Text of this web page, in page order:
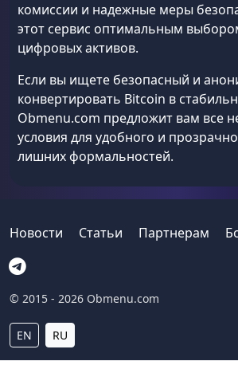
комиссии и надежные меры
этот сервис оптимальным
цифровых активов.
Если вы ищете безопасный и
конвертировать Bitcoin в
Obmenu.com предложит вам все
условия для удобного и
лишних формальностей.
Новости Статьи Партнерам
© 2015 - 2026 Obmenu.com
EN RU